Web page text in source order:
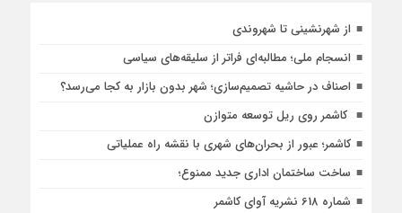
از شهرنشینی تا شهروندی
انسجام ملی؛ مطالبه‌ای فراتر از سلیقه‌های سیاسی
اصناف در حاشیه تصمیم‌سازی؛ شهر بدون بازار به کجا می‌رسد؟
کاشمر روی ریل توسعه متوازن
کاشمر؛ عبور از بحران‌های شهری با نقشه راه عملیاتی
ساخت ساختمان اداری جدید ممنوع؛
شماره 618 نشریه آوای کاشمر